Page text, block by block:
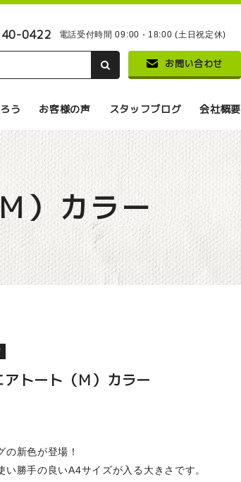
0422 電話受付時間 09:00 - 18:00 (土日祝定休)
お問い合わせ
う お客様の声 スタッフブログ 会社概要
）カラー
トート（Ｍ）カラー
の新色が登場！
い勝手の良いA4サイズが入る大きさです。